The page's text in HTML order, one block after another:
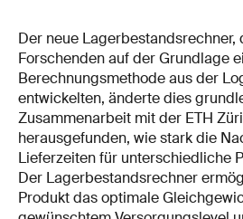
Der neue Lagerbestandsrechner,
Forschenden auf der Grundlage
Berechnungsmethode aus der
entwickelten, änderte dies
Zusammenarbeit mit der ETH
herausgefunden, wie stark die
Lieferzeiten für unterschiedliche
Der Lagerbestandsrechner
Produkt das optimale